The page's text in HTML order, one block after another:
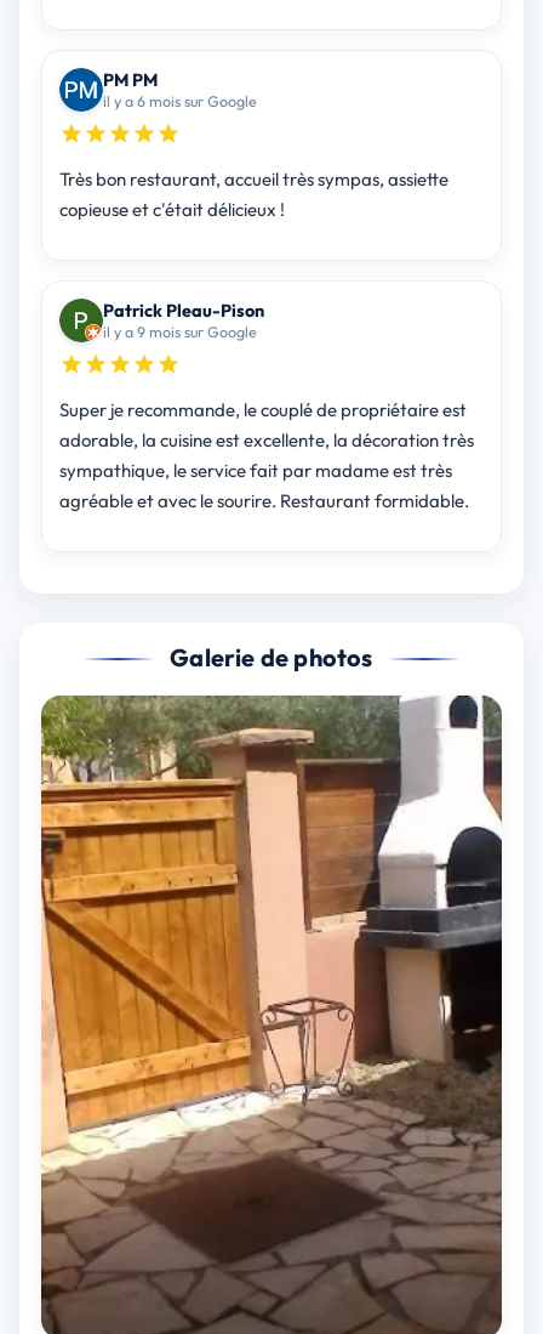
PM PM
il y a 6 mois sur Google
Très bon restaurant, accueil très sympas, assiette
copieuse et c'était délicieux !
Patrick Pleau-Pison
il y a 9 mois sur Google
Super je recommande, le couplé de propriétaire est
adorable, la cuisine est excellente, la décoration très
sympathique, le service fait par madame est très
agréable et avec le sourire. Restaurant formidable.
Galerie de photos